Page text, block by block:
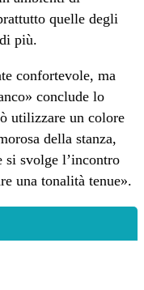
quelle degli
più.
confortevole, ma
conclude lo
utilizzare un colore
della stanza,
si svolge l’incontro
una tonalità tenue».